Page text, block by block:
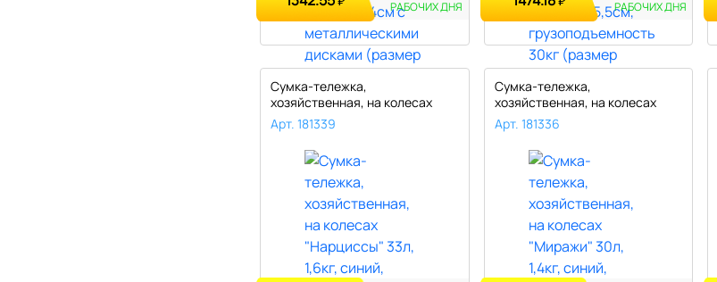
РАБОЧИХ ДНЯ
РАБОЧИХ ДНЯ
Сумка-тележка,
хозяйственная, на колесах
"Нарциссы" 33л..
Арт. 181339
Сумка-тележка,
хозяйственная, на колесах
"Миражи" 30л, ..
Арт. 181336